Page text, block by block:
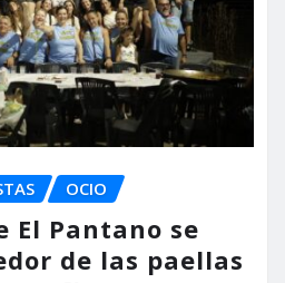
OCIO
El Pantano se
de las paellas